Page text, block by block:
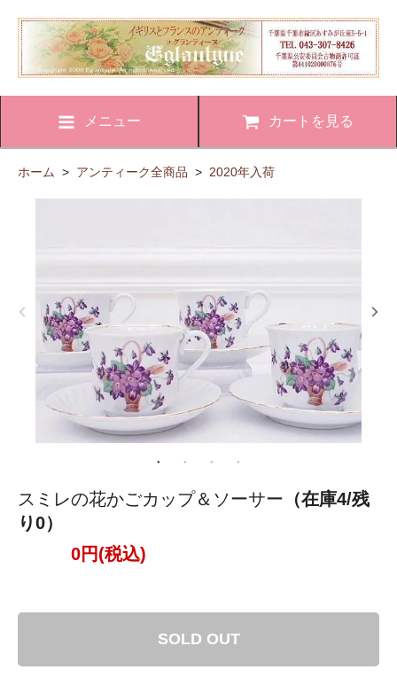
メニュー カートを見る
ホーム > アンティーク全商品 > 2020年入荷
スミレの花かごカップ＆ソーサー （在庫4/残
り0）
0円(税込)
SOLD OUT